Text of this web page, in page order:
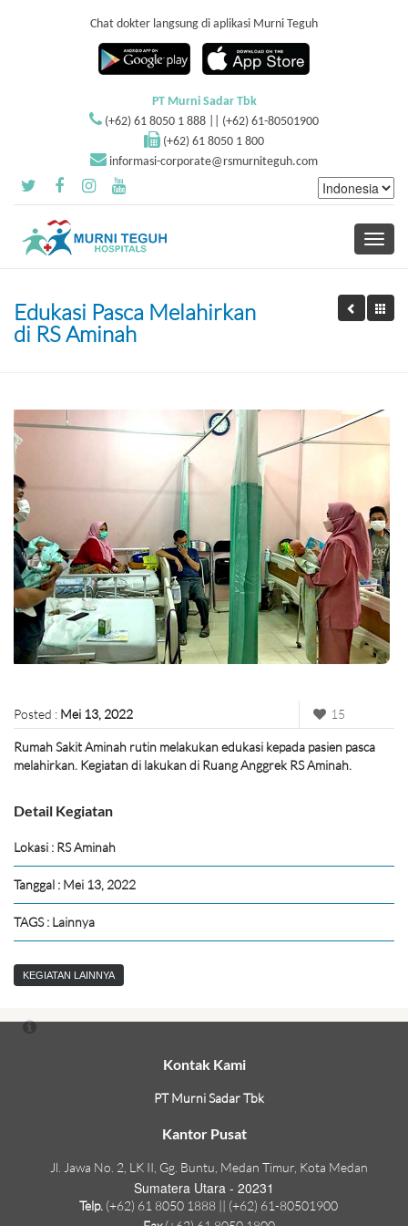
Chat dokter langsung di aplikasi Murni Teguh
PT Murni Sadar Tbk
(+62) 61 8050 1 888 || (+62) 61-80501900
(+62) 61 8050 1 800
informasi-corporate@rsmurniteguh.com
Toggle
Edukasi Pasca Melahirkan
di RS Aminah
Posted : Mei 13, 2022 15
Rumah Sakit Aminah rutin melakukan edukasi kepada pasien pasca
melahirkan. Kegiatan di lakukan di Ruang Anggrek RS Aminah.
Detail Kegiatan
Lokasi : RS Aminah
Tanggal : Mei 13, 2022
TAGS : Lainnya
KEGIATAN LAINNYA
Kontak Kami
PT Murni Sadar Tbk
Kantor Pusat
Jl. Jawa No. 2, LK II, Gg. Buntu, Medan Timur, Kota Medan
Sumatera Utara - 20231
Telp. (+62) 61 8050 1888 || (+62) 61-80501900